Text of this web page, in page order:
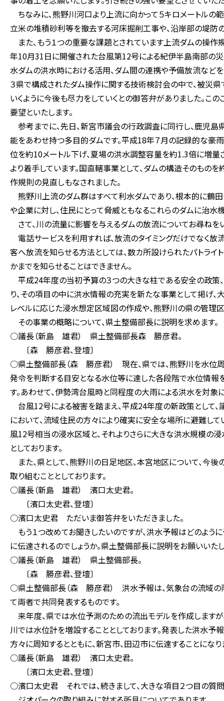
ちなみに、熊野川河口より上流に向かって５キロメートルの
立米の堆積砂利等を撤去する河床掘削工事や、沿岸部の堤防
また、もう１つの重要な課題とされています上流ダムの操作
年10月31日に開催された台風第12号による紀伊半島南部の
水ダムの洪水時における活用、ダム間の連携や予備放流などを
３県で構成されたダム操作に関する技術検討会の中で、被災
いくように今後も尽力をしていくとの御答弁がありました。こ
要望といたします。
参考までに、先日、新宮市議会の行政調査に同行し、鹿児島
能をあわせ持つ多目的ダムです。平成18年７月の記録的な豪
位を約10メートル下げ、夏場の洪水調整容量を約1.3倍に増
より着手しています。国直轄事業として、ダムの構造そのもの
作規則の見直しもなされました。
熊野川上流のダム群はすべて利水ダムであり、根本的に鶴
や企業に対し、住民にとって脅威ともなるこれらのダムに治
さて、川の流量に影響を与えるダムの放流についてお尋ねを
電話サービスを利用すれば、放流のタイミングだけでなく放
客へ放流を知らせる方法としては、数カ所設けられたパトライ
かまでを知らせることはできません。
平成24年度の当初予算の３つの大きな柱である安全の政策
り、その項目の中に洪水情報の充実を新たな事業として掲げ
レベルに応じた浸水想定区域図の作成や、熊野川の県の管理
その事業の概略について、県土整備部長に説明を求めます。
○議長（新島 雄君） 県土整備部長森 勝彦君。
〔森 勝彦君、登壇〕
○県土整備部長（森 勝彦君） 現在、県では、熊野川を水位
発令を判断する目安となる水位等に達した各段階で水位情報
す。あわせて、伊勢湾台風時と同程度の大雨による洪水を対象
台風12号による被害を踏まえ、平成24年度の新政策として
において、流域住民の方々により確実に安全な場所に避難し
風12号相当の浸水区域と、それよりさらに大きな洪水規模の
としております。
また、県として、熊野川の日足地区、本宮地区について、
取り組むこととしております。
○議長（新島 雄君） 濱口太史君。
〔濱口太史君、登壇〕
○濱口太史君 ただいま御答弁をいただきました。
もう１つ改めてお聞きしたいのですが、洪水予報はどのよう
に伝達されるのでしょうか。県土整備部長に説明をお願いいたし
○議長（新島 雄君） 県土整備部長。
〔森 勝彦君、登壇〕
○県土整備部長（森 勝彦君） 洪水予報は、気象台の流域の
て両者で共同発表するものです。
来年度、県では水位予測のための流出モデルを作成します
川では水位計を増設することとしております。発表した洪水
方々に周知するとともに、新宮市、田辺市に伝達することになり
○議長（新島 雄君） 濱口太史君。
〔濱口太史君、登壇〕
○濱口太史君 それでは、続きまして、大きな項目２つ目の質問